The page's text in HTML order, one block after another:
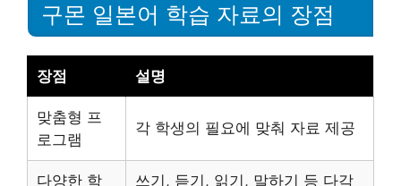
구몬 일본어 학습 자료의 장점
장점 설명
맞춤형 프
로그램
각 학생의 필요에 맞춰 자료 제공
다양한 학 쓰기, 듣기, 읽기, 말하기 등 다각